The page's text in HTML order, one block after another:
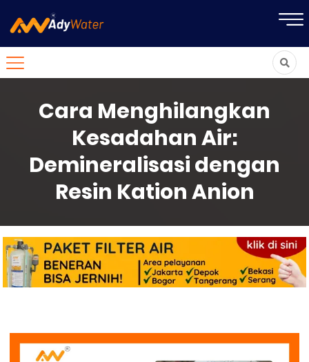
Cara Menghilangkan
Kesadahan Air:
Demineralisasi dengan
Resin Kation Anion